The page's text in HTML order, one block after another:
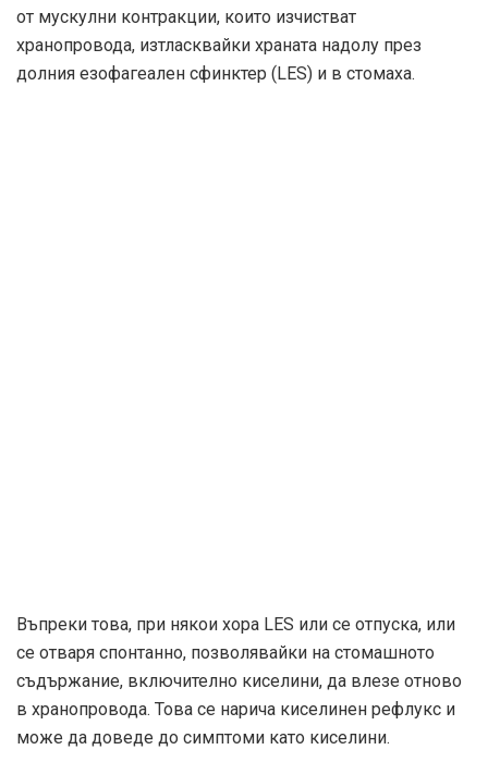
от мускулни контракции, които изчистват
хранопровода, изтласквайки храната надолу през
долния езофагеален сфинктер (LES) и в стомаха.
Въпреки това, при някои хора LES или се отпуска, или
се отваря спонтанно, позволявайки на стомашното
съдържание, включително киселини, да влезе отново
в хранопровода. Това се нарича киселинен рефлукс и
може да доведе до симптоми като киселини.